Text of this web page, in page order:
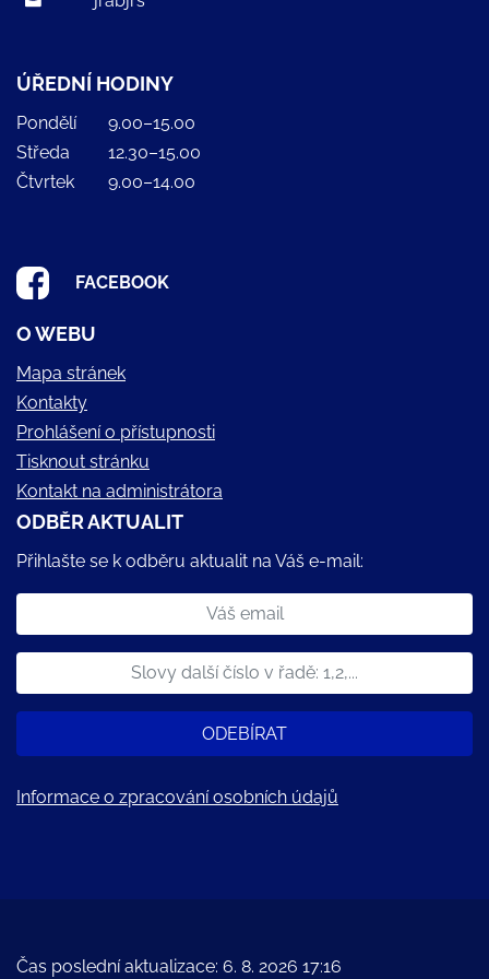
ÚŘEDNÍ HODINY
Pondělí
9.00–15.00
Středa
12.30–15.00
Čtvrtek
9.00–14.00
FACEBOOK
O WEBU
Mapa stránek
Kontakty
Prohlášení o přístupnosti
Tisknout stránku
Kontakt na administrátora
ODBĚR AKTUALIT
Přihlašte se k odběru aktualit na Váš e-mail:
ODEBÍRAT
Informace o zpracování osobních údajů
Čas poslední aktualizace: 6. 8. 2026 17:16